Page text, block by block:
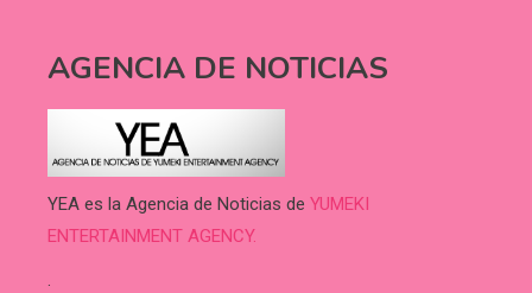
AGENCIA DE NOTICIAS
YEA es la Agencia de Noticias de YUMEKI
ENTERTAINMENT AGENCY.
.